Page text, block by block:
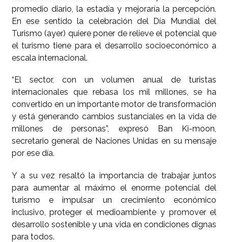
promedio diario, la estadía y mejoraría la percepción.
En ese sentido la celebración del Día Mundial del
Turismo (ayer) quiere poner de relieve el potencial que
el turismo tiene para el desarrollo socioeconómico a
escala internacional.
“El sector, con un volumen anual de turistas
internacionales que rebasa los mil millones, se ha
convertido en un importante motor de transformación
y está generando cambios sustanciales en la vida de
millones de personas”, expresó Ban Ki-moon,
secretario general de Naciones Unidas en su mensaje
por ese día.
Y a su vez resaltó la importancia de trabajar juntos
para aumentar al máximo el enorme potencial del
turismo e impulsar un crecimiento económico
inclusivo, proteger el medioambiente y promover el
desarrollo sostenible y una vida en condiciones dignas
para todos.